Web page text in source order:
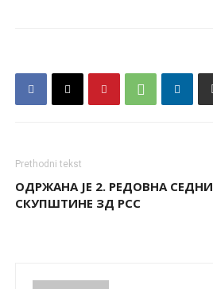
Prethodni tekst
ОДРЖАНА ЈЕ 2. РЕДОВНА
СКУПШТИНЕ ЗД РСС